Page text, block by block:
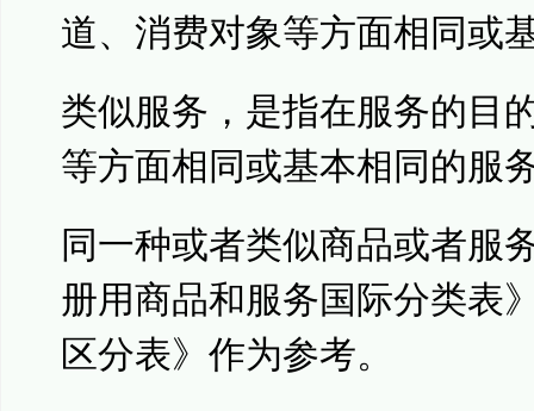
道、消费对象等方面相同或
类似服务，是指在服务的目
等方面相同或基本相同的服
同一种或者类似商品或者服
册用商品和服务国际分类表
区分表》作为参考。